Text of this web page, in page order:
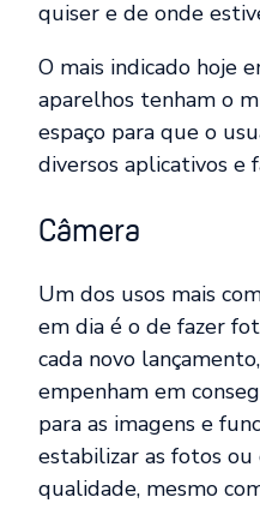
quiser e de onde
O mais indicado hoje
aparelhos tenham o
espaço para que o
diversos aplicativos e
Câmera
Um dos usos mais
em dia é o de fazer
cada novo
empenham em
para as imagens e
estabilizar as fotos
qualidade, mesmo